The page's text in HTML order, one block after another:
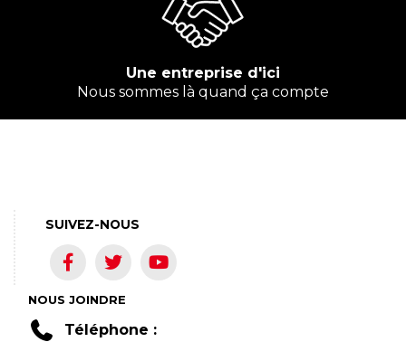
Une entreprise d'ici
Nous sommes là quand ça compte
NOUS JOINDRE
Téléphone :
SUIVEZ-NOUS